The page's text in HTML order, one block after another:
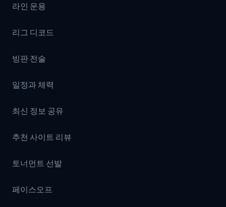
라인 운용
리그 디코드
빙판 전술
일정과 체력
최신 정보 공유
추천 사이트 리뷰
토너먼트 선발
페이스오프